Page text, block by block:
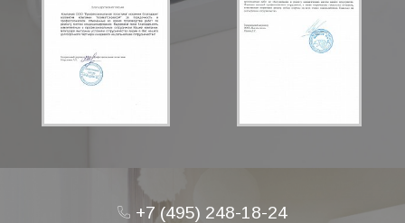
+7 (495) 248-18-24